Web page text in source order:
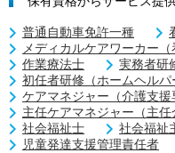
普通自動車免許一種
メディカルケアワーカー（
作業療法士
実務者研
初任者研修（ホームヘルパ
ケアマネジャー（介護支援
主任ケアマネジャー（主任
社会福祉士
社会福祉
児童発達支援管理責任者